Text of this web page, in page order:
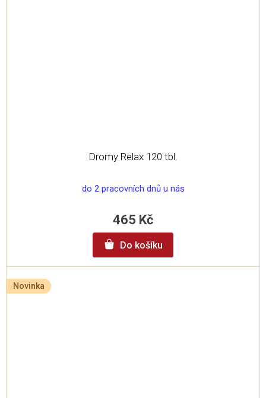
Dromy Relax 120 tbl.
do 2 pracovních dnů u nás
465 Kč
Do košíku
Novinka